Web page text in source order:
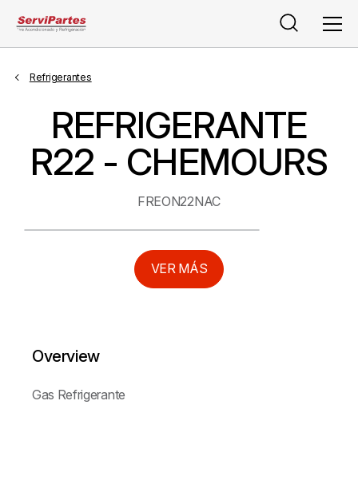
Buscar
Refrigerantes
REFRIGERANTE
R22 - CHEMOURS
FREON22NAC
VER MÁS
Overview
Gas Refrigerante